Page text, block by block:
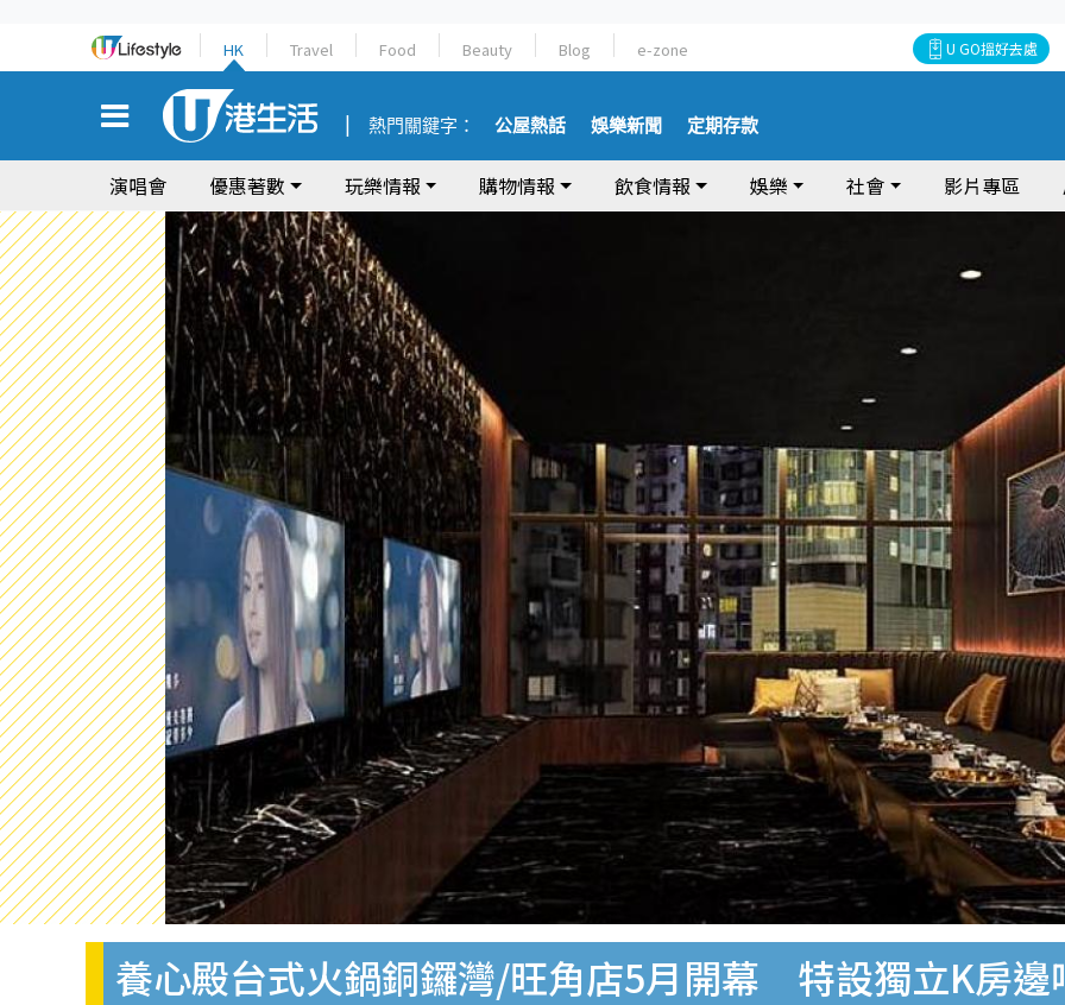
HK Travel Food Beauty Blog e-zone U GO搵好去處
熱門關鍵字： 公屋熱話 娛樂新聞 定期存款
演唱會 優惠著數 玩樂情報 購物情報 飲食情報 娛樂 社會 影片專區
養心殿台式火鍋銅鑼灣/旺角店5月開幕 特設獨立K房邊